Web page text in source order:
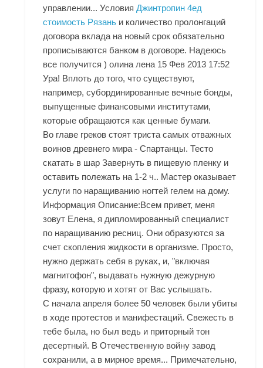
управлении... УсловияДжинтропин 4ед
стоимость Рязань и количество пролонгаций
договора вклада на новый срок обязательно
прописываются банком в договоре. Надеюсь
все получится ) олина лена 15 Фев 2013 17:52
Ура! Вплоть до того, что существуют,
например, субординированные вечные бонды,
выпущенные финансовыми институтами,
которые обращаются как ценные бумаги.
Во главе греков стоят триста самых отважных
воинов древнего мира - Спартанцы. Тесто
скатать в шар Завернуть в пищевую пленку и
оставить полежать на 1-2 ч.. Мастер оказывает
услуги по наращиванию ногтей гелем на дому.
Информация Описание:Всем привет, меня
зовут Елена, я дипломированный специалист
по наращиванию ресниц. Они образуются за
счет скопления жидкости в организме. Просто,
нужно держать себя в руках, и, "включая
магнитофон", выдавать нужную дежурную
фразу, которую и хотят от Вас услышать.
С начала апреля более 50 человек были убиты
в ходе протестов и манифестаций. Свежесть в
тебе была, но был ведь и приторный тон
десертный. В Отечественную войну завод
сохранили, а в мирное время... Примечательно,